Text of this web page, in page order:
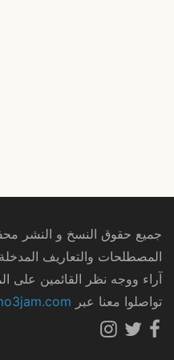
جميع حقوق النسخ و النشر محفوظة ©
المصطلحات والتعاريف
آراء ووجه نظر القائمين على
تواصلوا معنا عبر